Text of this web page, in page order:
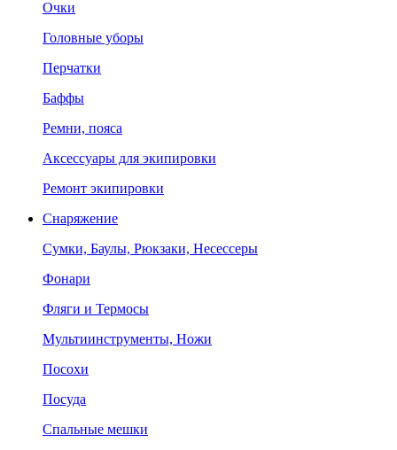
Очки
Головные уборы
Перчатки
Баффы
Ремни, пояса
Аксессуары для экипировки
Ремонт экипировки
Снаряжение
Сумки, Баулы, Рюкзаки, Несессеры
Фонари
Фляги и Термосы
Мультиинструменты, Ножи
Посохи
Посуда
Спальные мешки